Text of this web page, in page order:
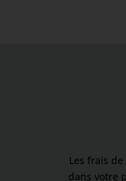
Les frais
dans votre